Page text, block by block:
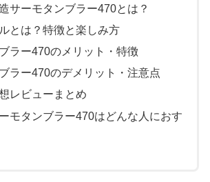
サーモタンブラー470とは？
とは？特徴と楽しみ方
ラー470のメリット・特徴
ラー470のデメリット・注意点
レビューまとめ
ーモタンブラー470はどんな人におす